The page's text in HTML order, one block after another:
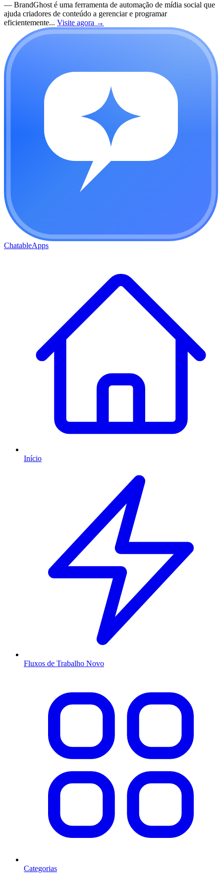
— BrandGhost é uma ferramenta de automação de mídia social que
ajuda criadores de conteúdo a gerenciar e programar
eficientemente... Visite agora →
ChatableApps
Início
Fluxos de Trabalho Novo
Categorias